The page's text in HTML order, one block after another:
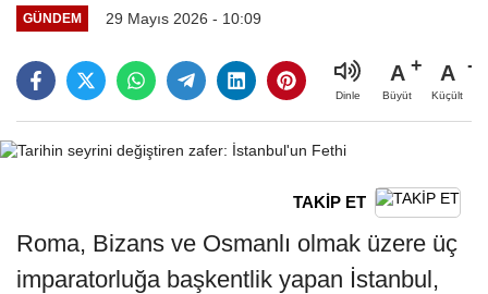
GÜNDEM 29 Mayıs 2026 - 10:09
Dinle
A
Büyüt
A
Küçült
TAKİP ET
Roma, Bizans ve Osmanlı olmak üzere üç
imparatorluğa başkentlik yapan İstanbul,